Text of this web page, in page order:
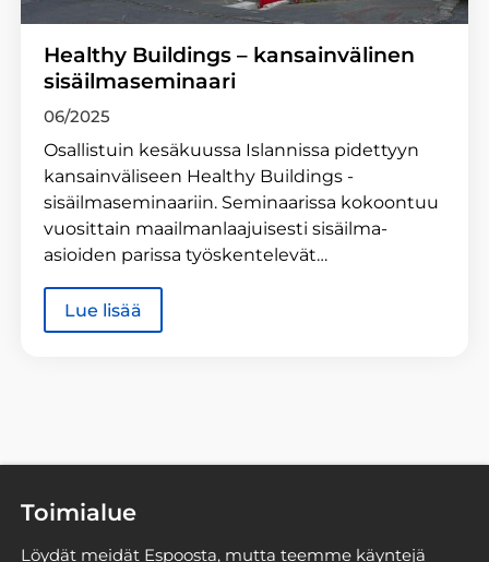
Healthy Buildings – kansainvälinen
sisäilmaseminaari
06/2025
Osallistuin kesäkuussa Islannissa pidettyyn
kansainväliseen Healthy Buildings -
sisäilmaseminaariin. Seminaarissa kokoontuu
vuosittain maailmanlaajuisesti sisäilma-
asioiden parissa työskentelevät…
Lue lisää
Toimialue
Löydät meidät Espoosta, mutta teemme käyntejä